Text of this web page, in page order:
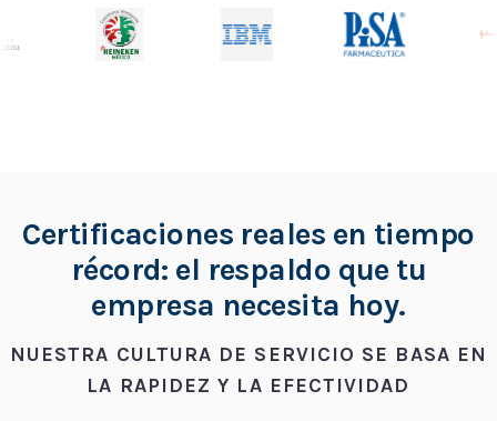
Certificaciones reales en tiempo
récord: el respaldo que tu
empresa necesita hoy.
NUESTRA CULTURA DE SERVICIO SE BASA EN
LA RAPIDEZ Y LA EFECTIVIDAD